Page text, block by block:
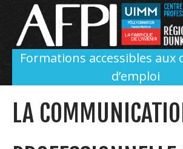
Formations accessibles aux
d’emploi
LA
Panneau de gestion des cookies